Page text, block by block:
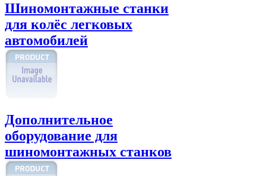
Шиномонтажные станки
для колёс легковых
автомобилей
Дополнительное
оборудование для
шиномонтажных станков